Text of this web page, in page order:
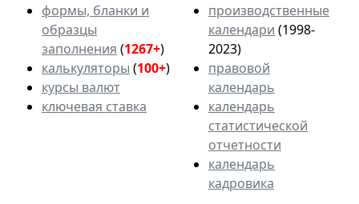
формы, бланки и
образцы
заполнения (1267+)
калькуляторы (100+)
курсы валют
ключевая ставка
производственные
календари (1998-
2023)
правовой
календарь
календарь
статистической
отчетности
календарь
кадровика